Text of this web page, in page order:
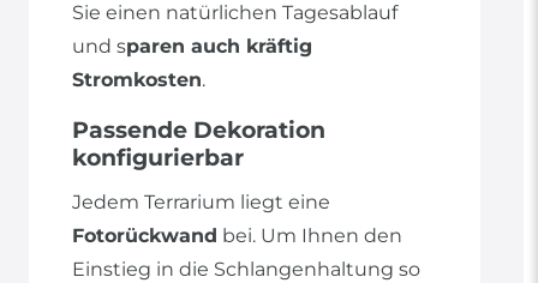
Sie einen natürlichen Tagesablauf
und sparen auch kräftig
Stromkosten.
Passende Dekoration
konfigurierbar
Jedem Terrarium liegt eine
Fotorückwand bei. Um Ihnen den
Einstieg in die Schlangenhaltung so